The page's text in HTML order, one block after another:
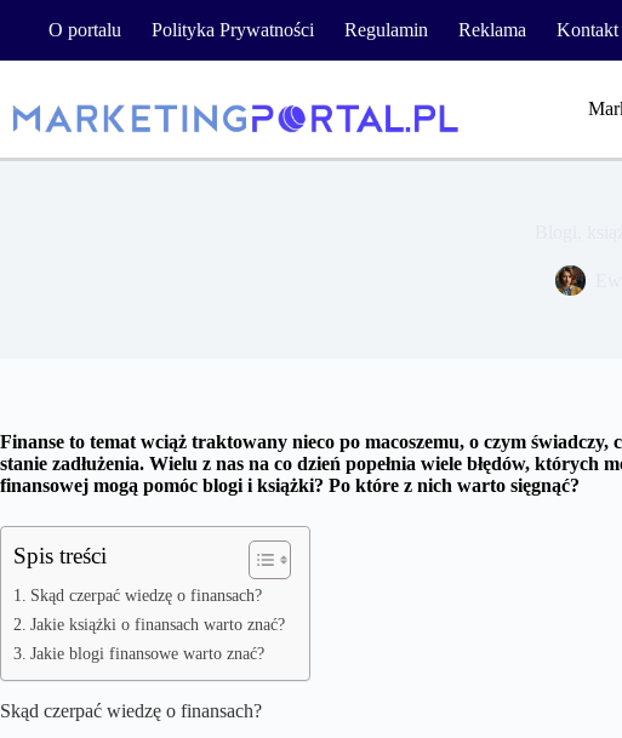
O portalu Polityka Prywatności Regulamin Reklama Kontakt
Finanse to temat wciąż traktowany nieco po macoszemu, o czym
stanie zadłużenia. Wielu z nas na co dzień popełnia wiele błędów, których
finansowej mogą pomóc blogi i książki? Po które z nich warto sięgnąć?
Spis treści
Skąd czerpać wiedzę o finansach?
Jakie książki o finansach warto znać?
Jakie blogi finansowe warto znać?
Skąd czerpać wiedzę o finansach?